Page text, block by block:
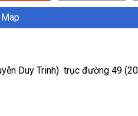
Duy Trinh) trục đường 49